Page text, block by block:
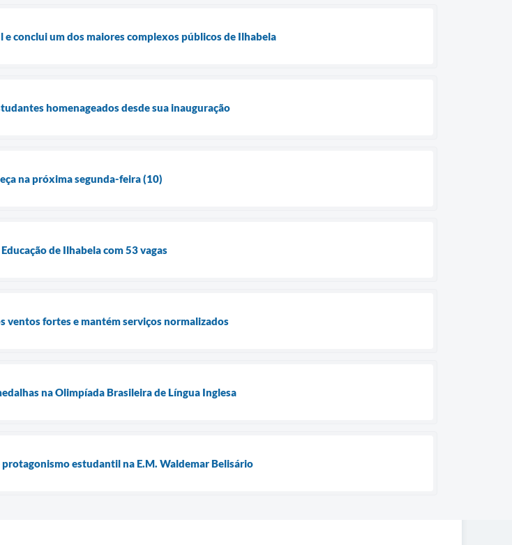
conclui um dos maiores complexos públicos de Ilhabela
homenageados desde sua inauguração
na próxima segunda-feira (10)
de Ilhabela com 53 vagas
ventos fortes e mantém serviços normalizados
na Olimpíada Brasileira de Língua Inglesa
estudantil na E.M. Waldemar Belisário